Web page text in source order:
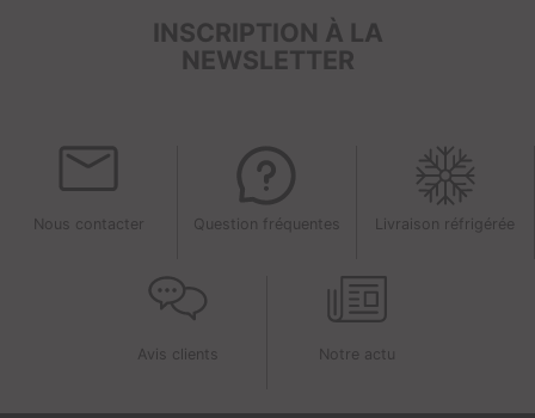
INSCRIPTION À LA
NEWSLETTER
Nous contacter Question fréquentes Livraison réfrigérée
Avis clients Notre actu